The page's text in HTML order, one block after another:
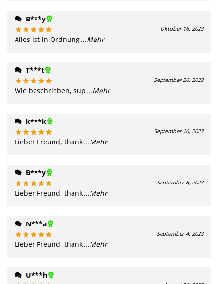
B***y
Oktober 16, 2023
Alles ist in Ordnung...Mehr
T***t
September 26, 2023
Wie beschrieben, sup ...Mehr
k***k
September 16, 2023
Lieber Freund, thank...Mehr
B***y
September 8, 2023
Lieber Freund, thank...Mehr
N***a
September 4, 2023
Lieber Freund, thank...Mehr
U***h